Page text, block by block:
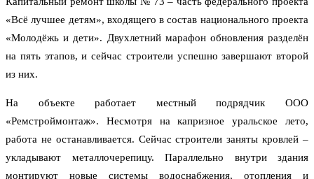
«Всё лучшее детям», входящего в состав национального проекта
«Молодёжь и дети». Двухлетний марафон обновления разделён
на пять этапов, и сейчас строители успешно завершают второй
из них.
На объекте работает местный подрядчик ООО
«Ремстроймонтаж». Несмотря на капризное уральское лето,
работа не останавливается. Сейчас строители заняты кровлей –
укладывают металлочерепицу. Параллельно внутри здания
монтируют новые системы водоснабжения, отопления и